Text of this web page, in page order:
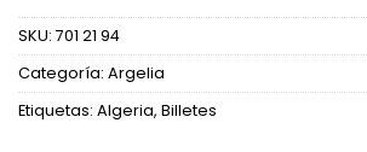
SKU: 701 21 94
Categoría: Argelia
Etiquetas: Algeria, Billetes